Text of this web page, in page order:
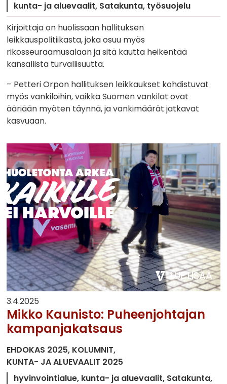
kunta- ja aluevaalit Satakunta työsuojelu
Kirjoittaja on huolissaan hallituksen
leikkauspolitiikasta, joka osuu myös
rikosseuraamusalaan ja sitä kautta heikentää
kansallista turvallisuutta.
– Petteri Orpon hallituksen leikkaukset kohdistuvat
myös vankiloihin, vaikka Suomen vankilat ovat
ääriään myöten täynnä, ja vankimäärät jatkavat
kasvuaan.
LUE LISÄÄ
3.4.2025
Mikko Kaunisto: Puheenjohtajan
kampanjakatsaus
EHDOKAS 2025 KOLUMNIT
KUNTA- JA ALUEVAALIT 2025
hyvinvointialue kunta- ja aluevaalit Satakunta